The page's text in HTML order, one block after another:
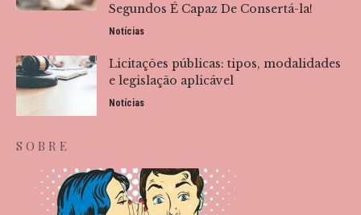
Segundos É Capaz De Consertá-la!
Notícias
Licitações públicas: tipos, modalidades
e legislação aplicável
Notícias
SOBRE